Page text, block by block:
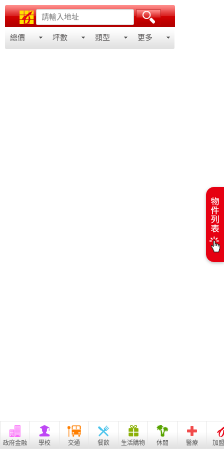
總價 坪數 類型 更多
政府金融 學校 交通 餐飲 生活購物 休閒 醫療 加